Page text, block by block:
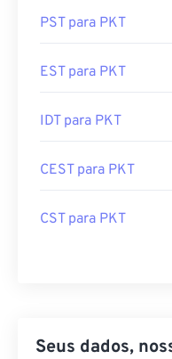
PST para PKT
EST para PKT
IDT para PKT
CEST para PKT
CST para PKT
Seus dados,